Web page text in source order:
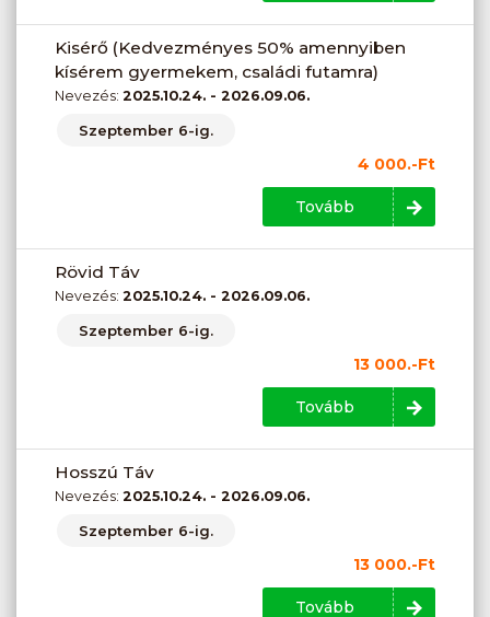
Kisérő (Kedvezményes 50% amennyiben
kísérem gyermekem, családi futamra)
Nevezés: 2025.10.24. - 2026.09.06.
Szeptember 6-ig.
4 000.-Ft
Tovább
Rövid Táv
Nevezés: 2025.10.24. - 2026.09.06.
Szeptember 6-ig.
13 000.-Ft
Tovább
Hosszú Táv
Nevezés: 2025.10.24. - 2026.09.06.
Szeptember 6-ig.
13 000.-Ft
Tovább